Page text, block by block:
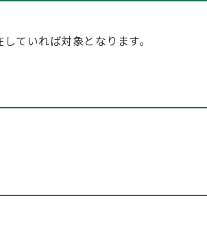
ていれば対象となります。